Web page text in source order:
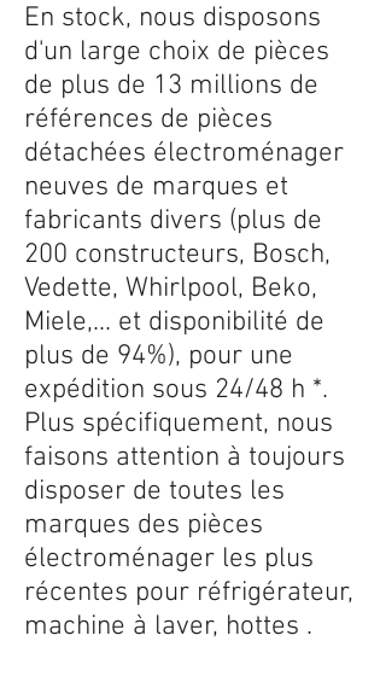
En stock, nous disposons
d'un large choix de pièces
de plus de 13 millions de
références de pièces
détachées électroménager
neuves de marques et
fabricants divers (plus de
200 constructeurs, Bosch,
Vedette, Whirlpool, Beko,
Miele,... et disponibilité de
plus de 94%), pour une
expédition sous 24/48 h *.
Plus spécifiquement, nous
faisons attention à toujours
disposer de toutes les
marques des pièces
électroménager les plus
récentes pour réfrigérateur,
machine à laver, hottes .